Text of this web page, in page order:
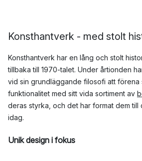
Konsthantverk - med stolt
Konsthantverk har en lång och stolt
tillbaka till 1970-talet. Under årtionden
vid sin grundläggande filosofi att förena
funktionalitet med sitt vida sortiment av
deras styrka, och det har format dem till
idag.
Unik design i fokus